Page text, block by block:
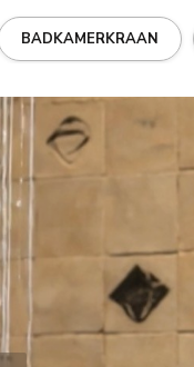
BADKAMERKRAAN